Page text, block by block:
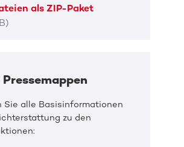
als ZIP-Paket
Sie alle Basisinformationen
zu den